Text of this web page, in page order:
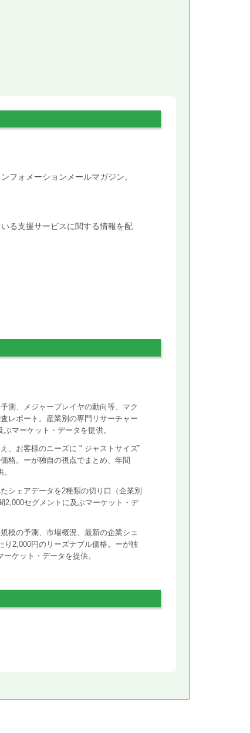
フォメーションメールマガジン。
る支援サービスに関する情報を配
測、メジャープレイヤの動向等、マク
レポート。産業別の専門リサーチャー
マーケット・データを提供。
、お客様のニーズに " ジャストサイズ"
格。ーが独自の視点でまとめ、年間
シェアデータを2種類の切り口（企業別
2,000セグメントに及ぶマーケット・デ
模の予測、市場概況、最新の企業シェ
り2,000円のリーズナブル価格。ーが独
ケット・データを提供。